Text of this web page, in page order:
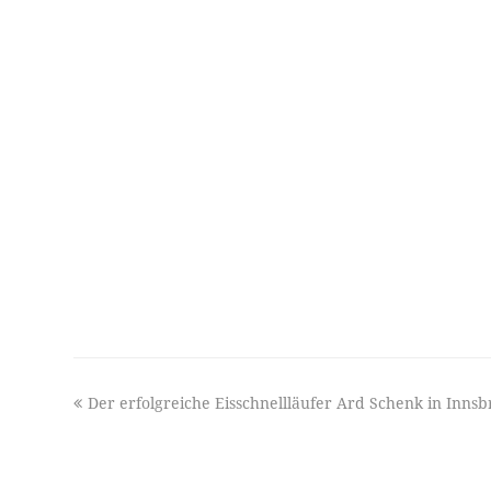
previous
Der erfolgreiche Eisschnellläufer Ard Schenk in